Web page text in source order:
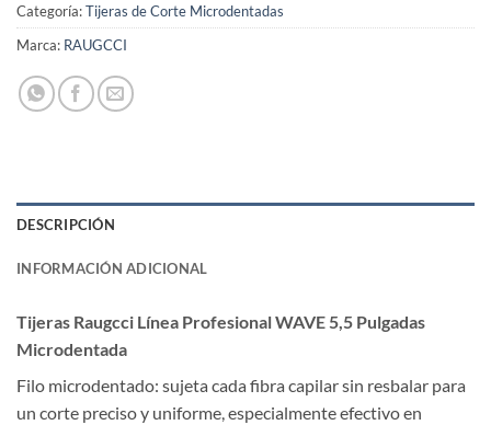
Categoría:Tijeras de Corte Microdentadas
Marca: RAUGCCI
DESCRIPCIÓN
INFORMACIÓN ADICIONAL
Tijeras Raugcci Línea Profesional WAVE 5,5 Pulgadas
Microdentada
Filo microdentado: sujeta cada fibra capilar sin resbalar para
un corte preciso y uniforme, especialmente efectivo en